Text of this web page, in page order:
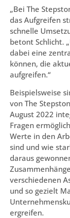
„Bei The
das Aufgreifen
schnelle
betont Schlicht.
dabei eine
können, die
aufgreifen.“
Beispielsweise
von The
August 2022
Fragen
Werte in den
sind und wie
daraus
verschiedenen
und so gezielt
ergreifen.